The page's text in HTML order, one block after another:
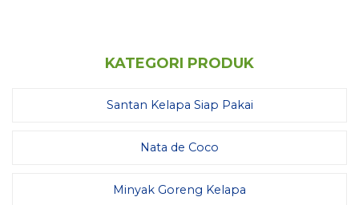
KATEGORI PRODUK
Santan Kelapa Siap Pakai
Nata de Coco
Minyak Goreng Kelapa